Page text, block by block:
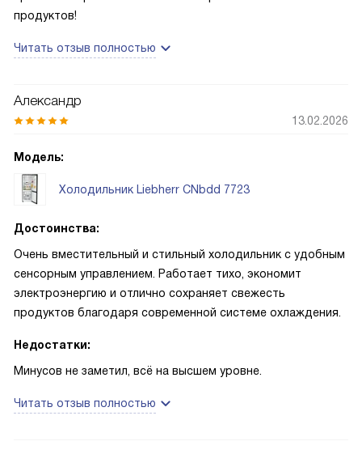
продуктов!
Читать отзыв полностью
Александр
13.02.2026
Модель:
Холодильник Liebherr CNbdd 7723
Достоинства:
Очень вместительный и стильный холодильник с удобным
сенсорным управлением. Работает тихо, экономит
электроэнергию и отлично сохраняет свежесть
продуктов благодаря современной системе охлаждения.
Недостатки:
Минусов не заметил, всё на высшем уровне.
Читать отзыв полностью